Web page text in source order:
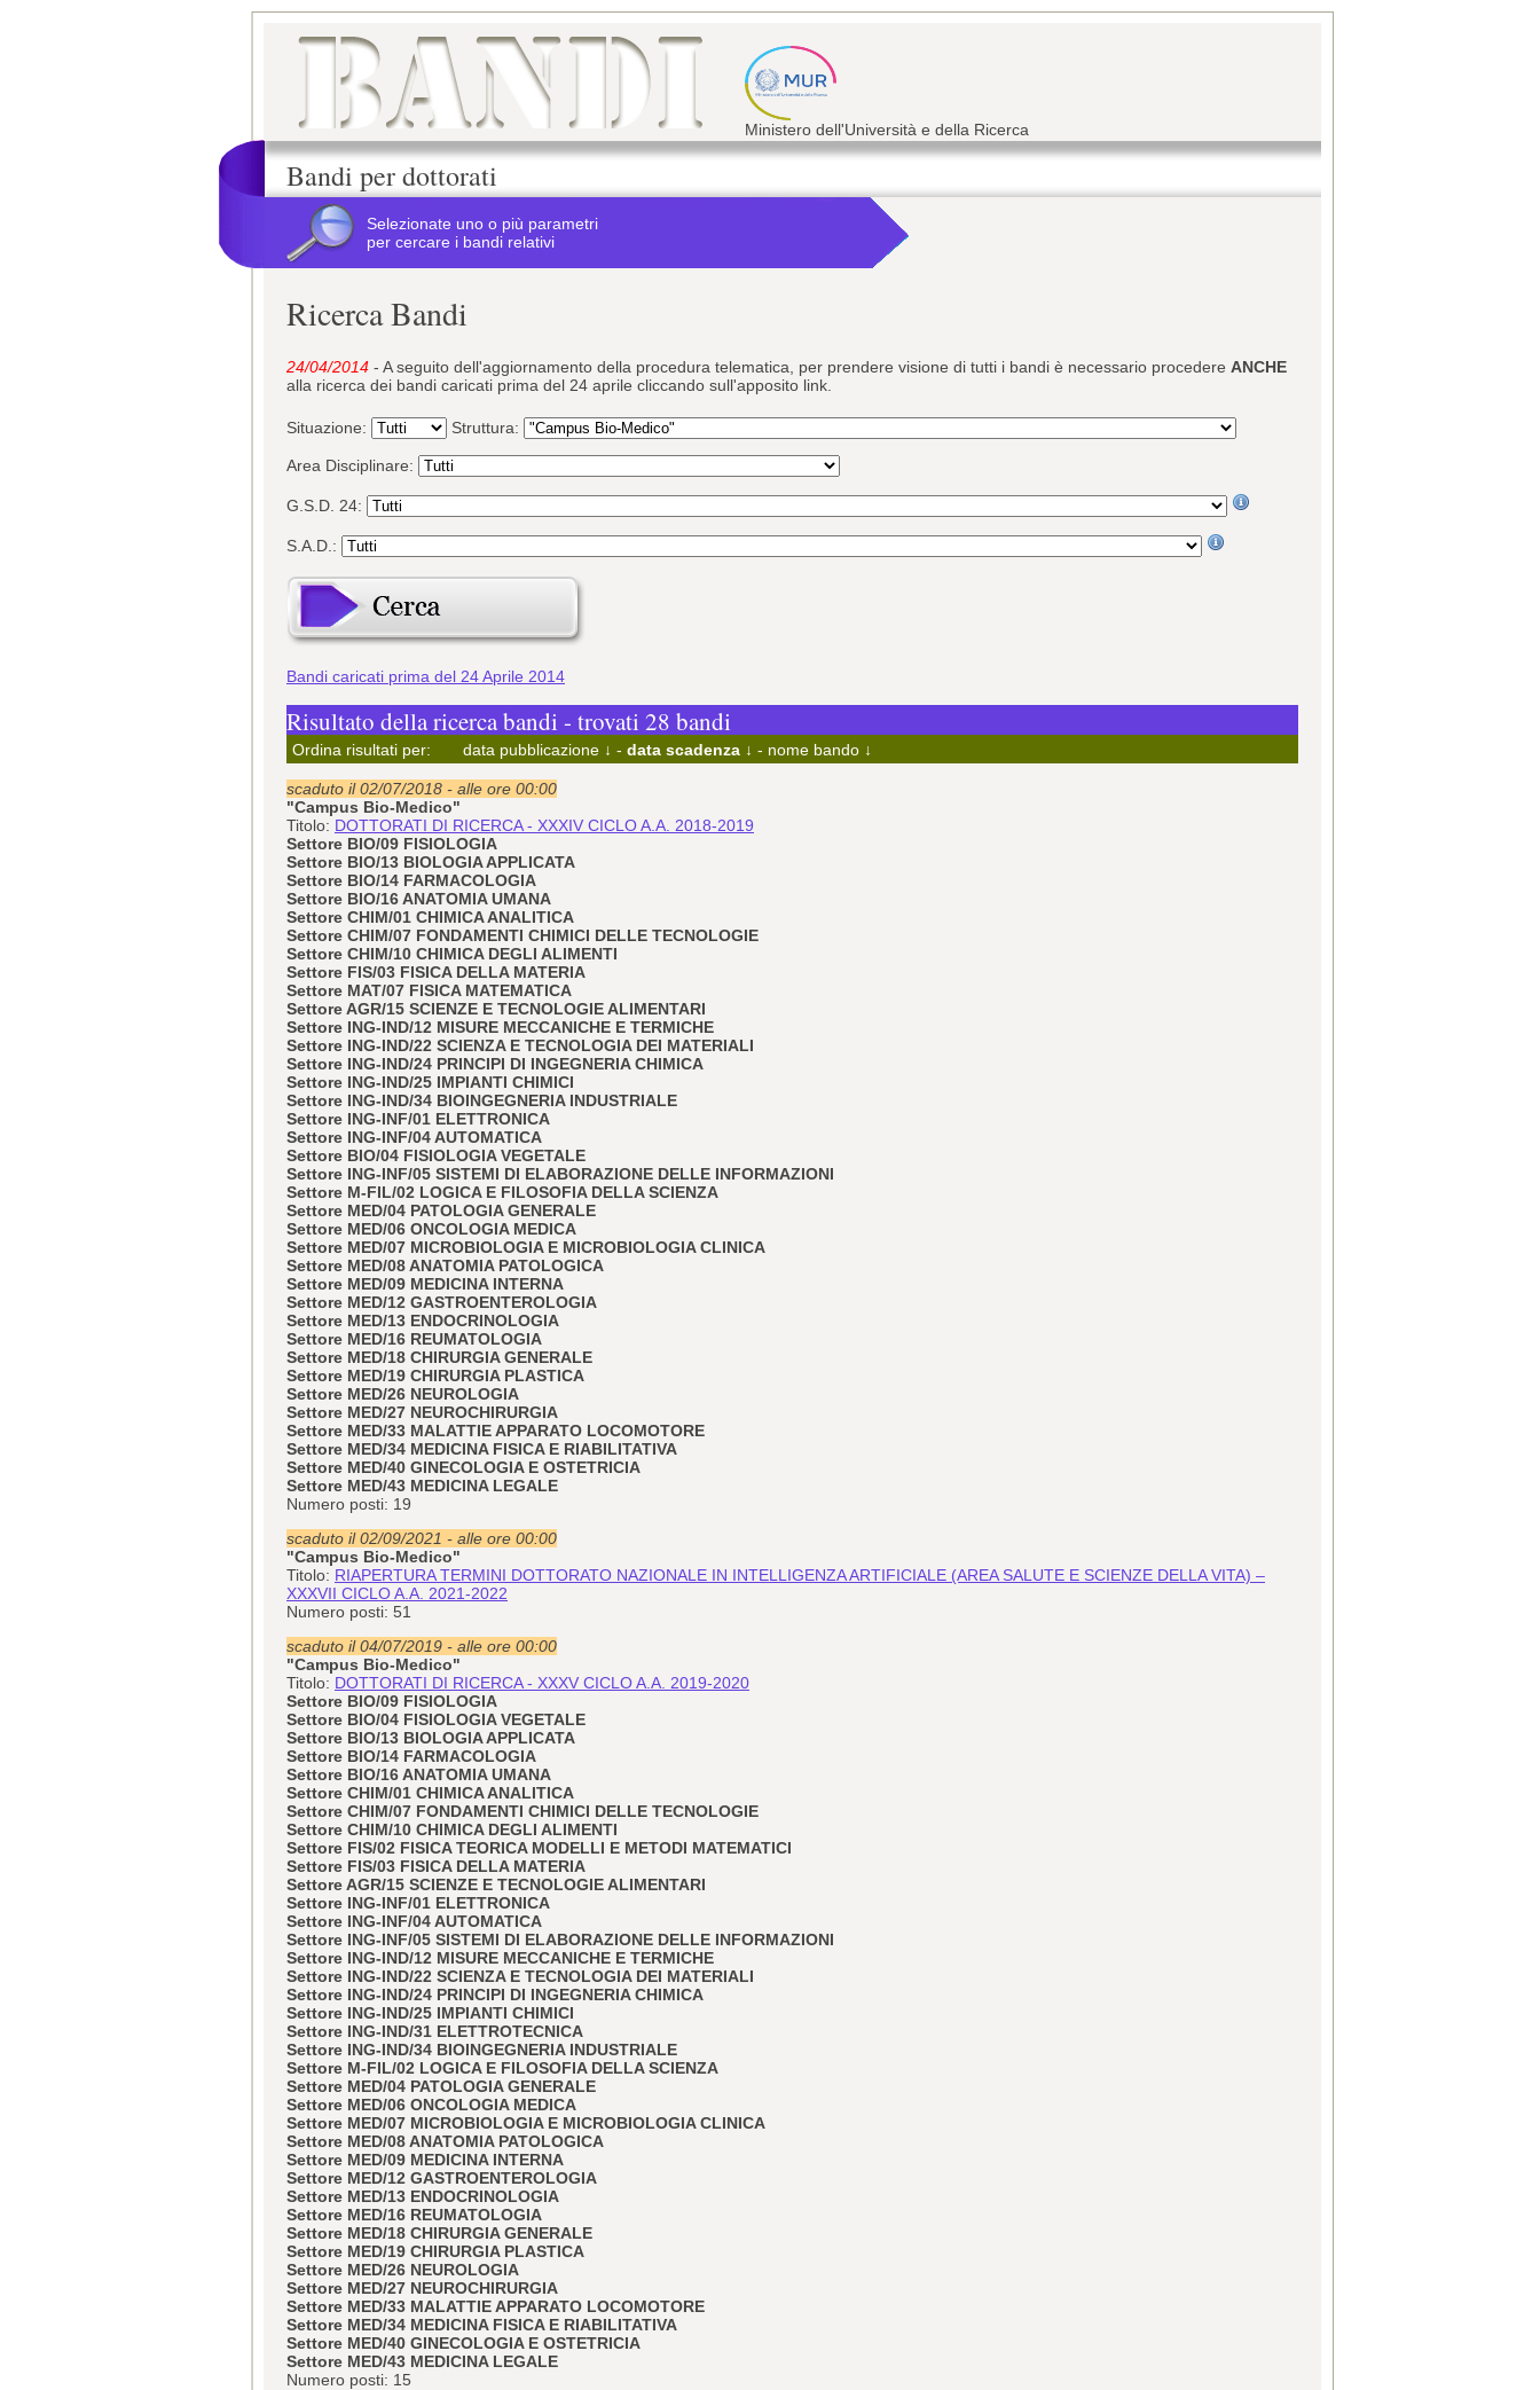
Ministero dell'Università e della Ricerca
Bandi per dottorati
Selezionate uno o più parametri
per cercare i bandi relativi
Ricerca Bandi
24/04/2014 - A seguito dell'aggiornamento della procedura telematica, per prendere visione di tutti i bandi è necessario procedere ANCHE
alla ricerca dei bandi caricati prima del 24 aprile cliccando sull'apposito link.
Situazione: Struttura:
Area Disciplinare:
G.S.D. 24:
S.A.D.:
Bandi caricati prima del 24 Aprile 2014
Risultato della ricerca bandi - trovati 28 bandi
Ordina risultati per: data pubblicazione ↓ - data scadenza ↓ - nome bando ↓
scaduto il 02/07/2018 - alle ore 00:00
"Campus Bio-Medico"
Titolo: DOTTORATI DI RICERCA - XXXIV CICLO A.A. 2018-2019
Settore BIO/09 FISIOLOGIA
Settore BIO/13 BIOLOGIA APPLICATA
Settore BIO/14 FARMACOLOGIA
Settore BIO/16 ANATOMIA UMANA
Settore CHIM/01 CHIMICA ANALITICA
Settore CHIM/07 FONDAMENTI CHIMICI DELLE TECNOLOGIE
Settore CHIM/10 CHIMICA DEGLI ALIMENTI
Settore FIS/03 FISICA DELLA MATERIA
Settore MAT/07 FISICA MATEMATICA
Settore AGR/15 SCIENZE E TECNOLOGIE ALIMENTARI
Settore ING-IND/12 MISURE MECCANICHE E TERMICHE
Settore ING-IND/22 SCIENZA E TECNOLOGIA DEI MATERIALI
Settore ING-IND/24 PRINCIPI DI INGEGNERIA CHIMICA
Settore ING-IND/25 IMPIANTI CHIMICI
Settore ING-IND/34 BIOINGEGNERIA INDUSTRIALE
Settore ING-INF/01 ELETTRONICA
Settore ING-INF/04 AUTOMATICA
Settore BIO/04 FISIOLOGIA VEGETALE
Settore ING-INF/05 SISTEMI DI ELABORAZIONE DELLE INFORMAZIONI
Settore M-FIL/02 LOGICA E FILOSOFIA DELLA SCIENZA
Settore MED/04 PATOLOGIA GENERALE
Settore MED/06 ONCOLOGIA MEDICA
Settore MED/07 MICROBIOLOGIA E MICROBIOLOGIA CLINICA
Settore MED/08 ANATOMIA PATOLOGICA
Settore MED/09 MEDICINA INTERNA
Settore MED/12 GASTROENTEROLOGIA
Settore MED/13 ENDOCRINOLOGIA
Settore MED/16 REUMATOLOGIA
Settore MED/18 CHIRURGIA GENERALE
Settore MED/19 CHIRURGIA PLASTICA
Settore MED/26 NEUROLOGIA
Settore MED/27 NEUROCHIRURGIA
Settore MED/33 MALATTIE APPARATO LOCOMOTORE
Settore MED/34 MEDICINA FISICA E RIABILITATIVA
Settore MED/40 GINECOLOGIA E OSTETRICIA
Settore MED/43 MEDICINA LEGALE
Numero posti: 19
scaduto il 02/09/2021 - alle ore 00:00
"Campus Bio-Medico"
Titolo: RIAPERTURA TERMINI DOTTORATO NAZIONALE IN INTELLIGENZA ARTIFICIALE (AREA SALUTE E SCIENZE DELLA VITA) –
XXXVII CICLO A.A. 2021-2022
Numero posti: 51
scaduto il 04/07/2019 - alle ore 00:00
"Campus Bio-Medico"
Titolo: DOTTORATI DI RICERCA - XXXV CICLO A.A. 2019-2020
Settore BIO/09 FISIOLOGIA
Settore BIO/04 FISIOLOGIA VEGETALE
Settore BIO/13 BIOLOGIA APPLICATA
Settore BIO/14 FARMACOLOGIA
Settore BIO/16 ANATOMIA UMANA
Settore CHIM/01 CHIMICA ANALITICA
Settore CHIM/07 FONDAMENTI CHIMICI DELLE TECNOLOGIE
Settore CHIM/10 CHIMICA DEGLI ALIMENTI
Settore FIS/02 FISICA TEORICA MODELLI E METODI MATEMATICI
Settore FIS/03 FISICA DELLA MATERIA
Settore AGR/15 SCIENZE E TECNOLOGIE ALIMENTARI
Settore ING-INF/01 ELETTRONICA
Settore ING-INF/04 AUTOMATICA
Settore ING-INF/05 SISTEMI DI ELABORAZIONE DELLE INFORMAZIONI
Settore ING-IND/12 MISURE MECCANICHE E TERMICHE
Settore ING-IND/22 SCIENZA E TECNOLOGIA DEI MATERIALI
Settore ING-IND/24 PRINCIPI DI INGEGNERIA CHIMICA
Settore ING-IND/25 IMPIANTI CHIMICI
Settore ING-IND/31 ELETTROTECNICA
Settore ING-IND/34 BIOINGEGNERIA INDUSTRIALE
Settore M-FIL/02 LOGICA E FILOSOFIA DELLA SCIENZA
Settore MED/04 PATOLOGIA GENERALE
Settore MED/06 ONCOLOGIA MEDICA
Settore MED/07 MICROBIOLOGIA E MICROBIOLOGIA CLINICA
Settore MED/08 ANATOMIA PATOLOGICA
Settore MED/09 MEDICINA INTERNA
Settore MED/12 GASTROENTEROLOGIA
Settore MED/13 ENDOCRINOLOGIA
Settore MED/16 REUMATOLOGIA
Settore MED/18 CHIRURGIA GENERALE
Settore MED/19 CHIRURGIA PLASTICA
Settore MED/26 NEUROLOGIA
Settore MED/27 NEUROCHIRURGIA
Settore MED/33 MALATTIE APPARATO LOCOMOTORE
Settore MED/34 MEDICINA FISICA E RIABILITATIVA
Settore MED/40 GINECOLOGIA E OSTETRICIA
Settore MED/43 MEDICINA LEGALE
Numero posti: 15